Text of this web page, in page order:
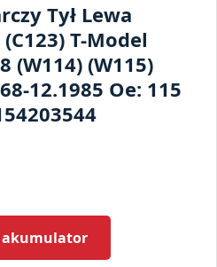
Tył Lewa
T-Model
(W114) (W115)
12.1985 Oe: 115
akumulator